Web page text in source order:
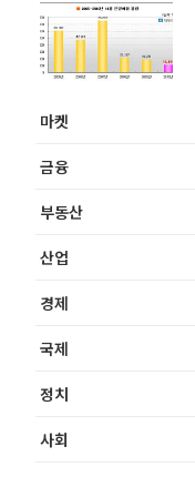
마켓
금융
부동산
산업
경제
국제
정치
사회